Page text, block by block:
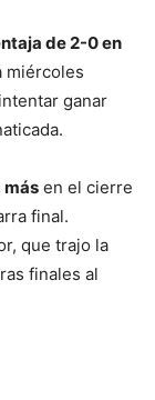
de 2-0 en
miércoles
ganar
más en el cierre
final.
que trajo la
finales al